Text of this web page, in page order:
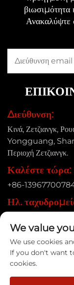
Ανακαλύψτε
Διεύθυνση:
Κινά, Ζετζιανγκ,
Yongguang,
Περιοχή Ζετζιανγκ.
Καλέστε τώρα:
+86-
Ηλ.
Δικαιώματα
Packaging
We value
We use cookies
If you don't want
cookies.